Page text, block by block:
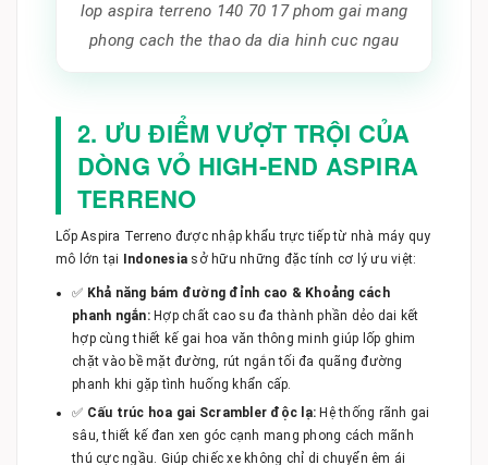
lop aspira terreno 140 70 17 phom gai mang
phong cach the thao da dia hinh cuc ngau
2. ƯU ĐIỂM VƯỢT TRỘI CỦA
DÒNG VỎ HIGH-END ASPIRA
TERRENO
Lốp Aspira Terreno được nhập khẩu trực tiếp từ nhà máy quy
mô lớn tại
Indonesia sở hữu những đặc tính cơ lý ưu việt:
✅ Khả năng bám đường đỉnh cao & Khoảng cách
phanh ngắn:Hợp chất cao su đa thành phần dẻo dai kết
hợp cùng thiết kế gai hoa văn thông minh giúp lốp ghim
chặt vào bề mặt đường, rút ngắn tối đa quãng đường
phanh khi gặp tình huống khẩn cấp.
✅ Cấu trúc hoa gai Scrambler độc lạ: Hệ thống rãnh gai
sâu, thiết kế đan xen góc cạnh mang phong cách mãnh
thú cực ngầu. Giúp chiếc xe không chỉ di chuyển êm ái